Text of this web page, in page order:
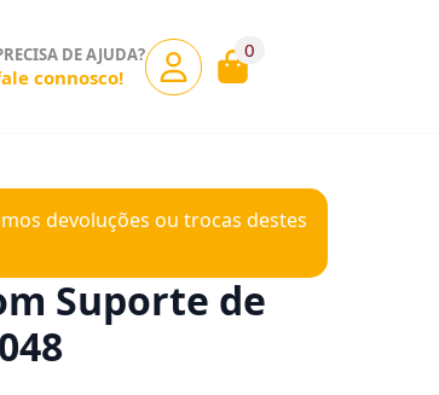
DE AJUDA?
connosco!
0
devoluções ou trocas destes
Suporte de